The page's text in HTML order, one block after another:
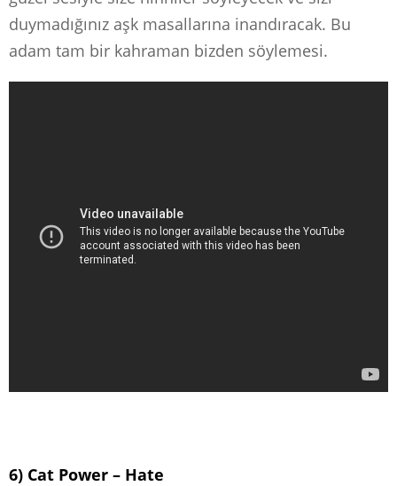
duymadığınız aşk masallarına inandıracak. Bu
adam tam bir kahraman bizden söylemesi.
6) Cat Power – Hate